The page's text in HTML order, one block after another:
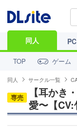
同人
TOP ゲーム
同人 サークル一覧
専売
【耳かき
愛〜【CV: